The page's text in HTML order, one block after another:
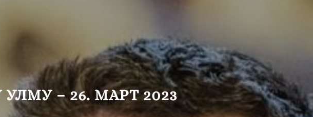
– 26. МАРТ 2023